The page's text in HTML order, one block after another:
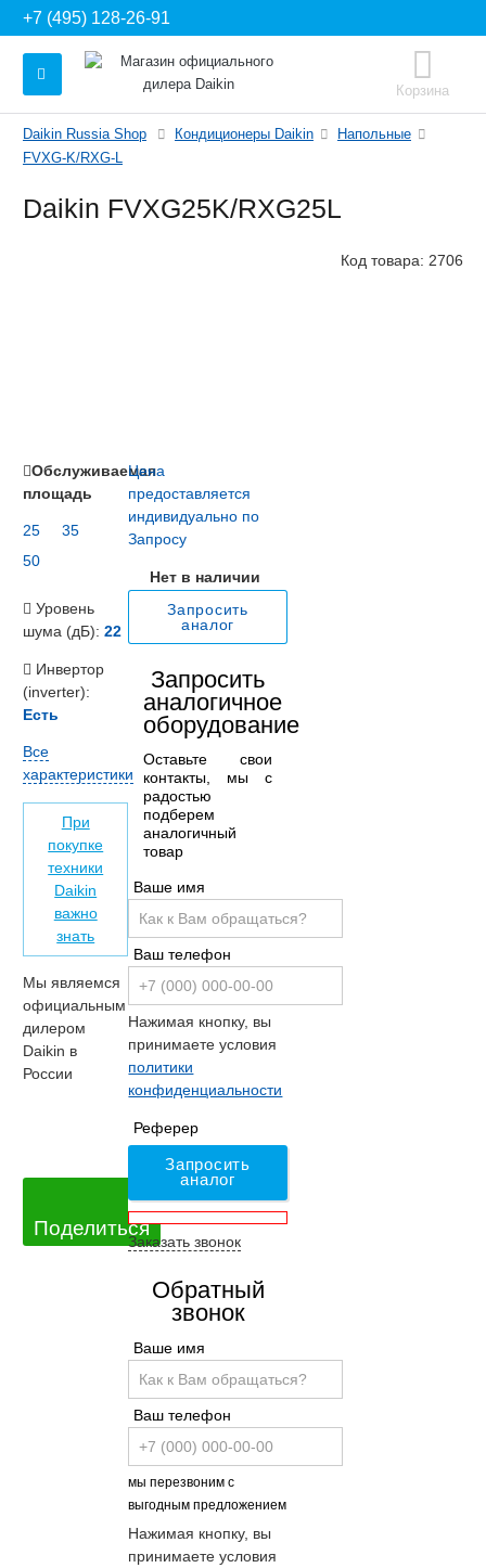
+7 (495) 128-26-91
Корзина
Daikin Russia Shop Кондиционеры Daikin
Напольные
FVXG-K/RXG-L
Daikin FVXG25K/RXG25L
Код товара: 2706
Цена
предоставляется
индивидуально по
Запросу
Нет в наличии
Запросить
аналог
Запросить
аналогичное
оборудование
Оставьте свои
контакты, мы с
радостью
подберем
аналогичный
товар
Ваше имя
Ваш телефон
Нажимая кнопку, вы
принимаете условия
политики
конфиденциальности
Реферер
Запросить
аналог
Заказать звонок
Обратный
звонок
Ваше имя
Ваш телефон
мы перезвоним с
выгодным предложением
Нажимая кнопку, вы
принимаете условия
Обслуживаемая
площадь
25
35
50
Уровень
шума (дБ): 22
Инвертор
(inverter):
Есть
Все
характеристики
При
покупке
техники
Daikin
важно
знать
Мы являемся
официальным
дилером
Daikin в
России
Поделиться